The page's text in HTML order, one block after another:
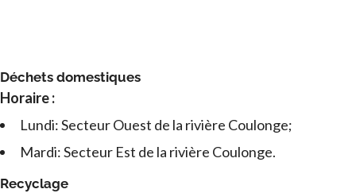
Déchets domestiques
Horaire :
Lundi: Secteur Ouest de la rivière Coulonge;
Mardi: Secteur Est de la rivière Coulonge.
Recyclage